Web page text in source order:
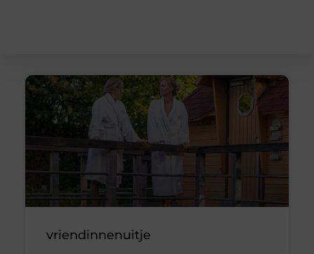
vriendinnenuitje